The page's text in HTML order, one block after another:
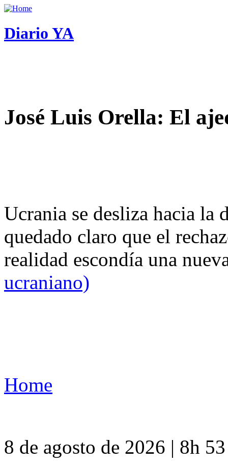
Diario YA
José Luis Orella: El
Ucrania se desliza hacia
quedado claro que el
realidad escondía una
ucraniano)
Home
8 de agosto de 2026 | 8h